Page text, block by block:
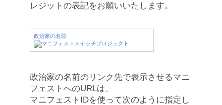
レジットの表記をお願いいたします。
政治家の名前
政治家の名前のリンク先で表示させるマニ
フェストへのURLは、
マニフェストIDを使って次のように指定し